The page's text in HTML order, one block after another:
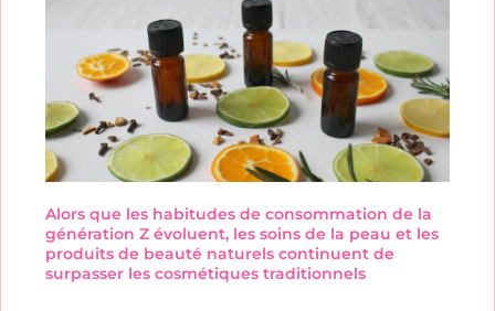
Alors que les habitudes de consommation de la
génération Z évoluent, les soins de la peau et les
produits de beauté naturels continuent de
surpasser les cosmétiques traditionnels